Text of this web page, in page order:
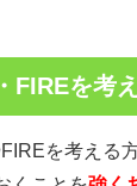
FIREを考
を考える方